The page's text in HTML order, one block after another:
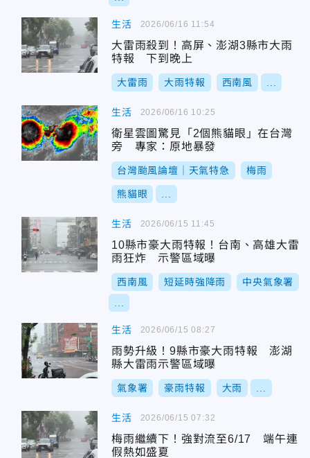
生活
大雷雨殺到！高屏、澎湖3縣市大雨
特報 下到晚上
大雷雨 大雨特報 西南風
2026/06/16 11:54
生活
衛星雲圖驚見「2個熊貓眼」在台灣
旁 專家：原地暴發
台灣颱風論壇｜天氣特急 梅雨
熊貓眼
2026/06/16 10:25
生活
10縣市豪大雨特報！台南、高雄大雷
雨狂炸 示警區域曝
西南風 短延時強降雨 中央氣象署
2026/06/15 11:45
生活
雨勢升級！9縣市豪大雨特報 澎湖
縣大雷雨示警區域曝
氣象署 豪雨特報 大雨
2026/06/15 08:27
生活
梅雨繼續下！強對流至6/17 端午連
假熱如盛夏
2026/06/15 07:32